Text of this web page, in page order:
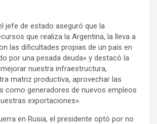
jefe de estado aseguró que la
que realiza la Argentina, la lleva a
las dificultades propias de un país en
por una pesada deuda» y destacó la
nuestra infraestructura,
matriz productiva, aprovechar las
como generadores de nuevos empleos
exportaciones».
en Rusia, el presidente optó por no